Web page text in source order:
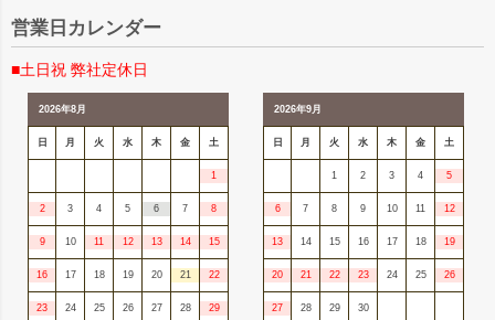
営業日カレンダー
■土日祝 弊社定休日
2026年8月
日 月 火 水 木 金 土
1
2 3 4 5 6 7 8
9 10 11 12 13 14 15
16 17 18 19 20 21 22
23 24 25 26 27 28 29
2026年9月
日 月 火 水 木 金 土
1 2 3 4 5
6 7 8 9 10 11 12
13 14 15 16 17 18 19
20 21 22 23 24 25 26
27 28 29 30